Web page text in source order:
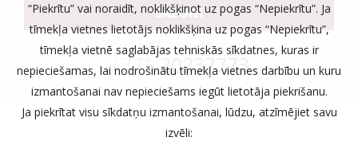
SALONI
vai zvaniet:
+37120237773
“Piekrītu” vai noraidīt, noklikšķinot uz pogas “Nepiekrītu”. Ja
tīmekļa vietnes lietotājs noklikšķina uz pogas “Nepiekrītu”,
tīmekļa vietnē saglabājas tehniskās sīkdatnes, kuras ir
nepieciešamas, lai nodrošinātu tīmekļa vietnes darbību un kuru
izmantošanai nav nepieciešams iegūt lietotāja piekrišanu.
Ja piekrītat visu sīkdatņu izmantošanai, lūdzu, atzīmējiet savu
izvēli: